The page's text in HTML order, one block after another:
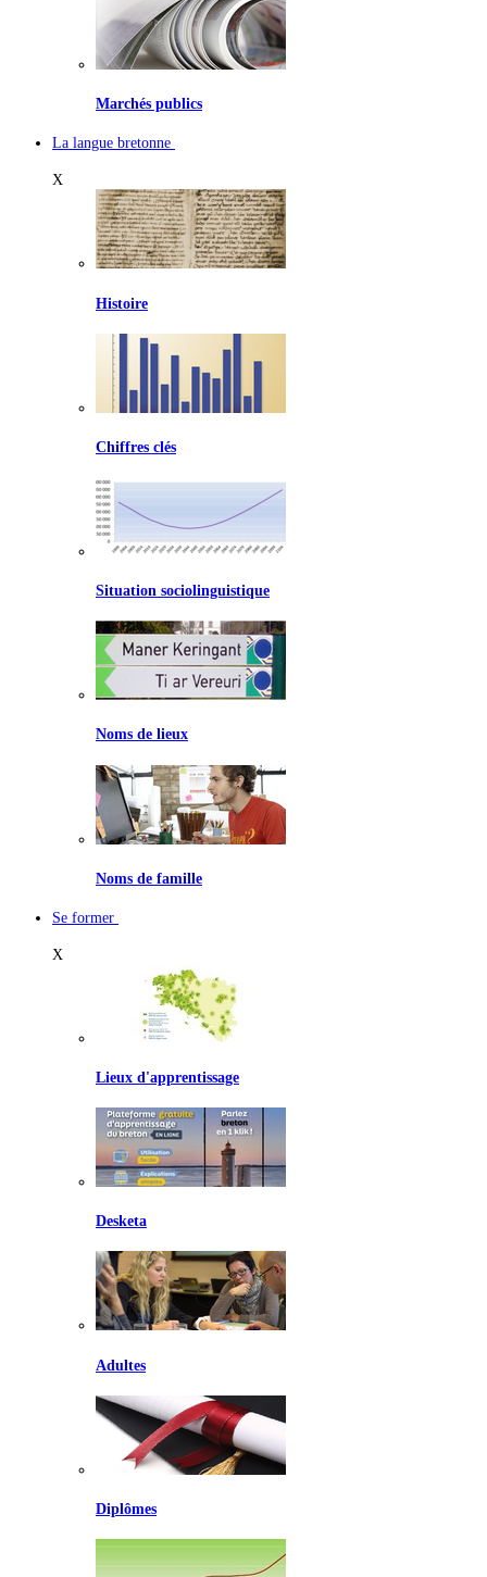
Marchés publics
La langue bretonne
X
Histoire
Chiffres clés
Situation sociolinguistique
Noms de lieux
Noms de famille
Se former
X
Lieux d'apprentissage
Desketa
Adultes
Diplômes